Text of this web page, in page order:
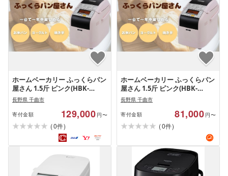
ホームベーカリー ふっくらパン
屋さん 1.5斤 ピンク(HBK-
152P)| ホームベーカリー ほー
むべーかりー パン ぱん ホーム
おうち お家 手作り 手作りパン
パン焼き器 ふんわり食パン 食
パン 自家製 ふっくら 斤 1.5 ブ
レッド ベーカリー 焼き芋 ヨー
グルト ジャム MK エムケー精工
信州 長野県
長野県 千曲市
寄付金額 129,000 円〜
(0件)
ホームベーカリー ふっくらパン
屋さん 1.5斤 ピンク(HBK-
152P)|パン 手作りパン パン焼
き器 ふんわり食パン ブレッド
ベーカリー 焼き芋 ヨーグルト
ジャム MK エムケー精工 信州
長野県
長野県 千曲市
寄付金額 81,000 円〜
(0件)